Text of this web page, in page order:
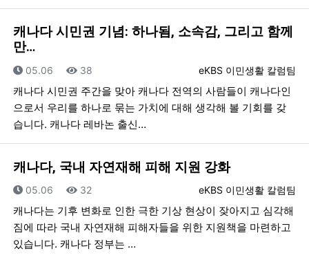
캐나다 시민권 기념: 하나됨, 소속감, 그리고 함께
만…
등록자
eKBS 이민생활 칼럼팀
등록일
05.06 조회
38
캐나다 시민권 주간을 맞아 캐나다 전역의 사람들이 캐나다인
으로서 우리를 하나로 묶는 가치에 대해 생각해 볼 기회를 갖
습니다. 캐나다 레바논 출신…
캐나다, 국내 자연재해 피해 지원 강화
등록자
eKBS 이민생활 칼럼팀
등록일
05.06 조회
32
캐나다는 기후 변화로 인한 극한 기상 현상이 잦아지고 심각해
짐에 따라 국내 자연재해 피해자들을 위한 지원책을 마련하고
있습니다. 캐나다 정부는 …